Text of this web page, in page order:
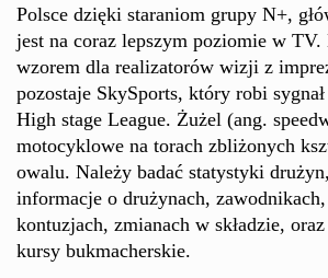
Polsce dzięki staraniom grupy N+,
jest na coraz lepszym poziomie w
wzorem dla realizatorów wizji z
pozostaje SkySports, który robi
High stage League. Żużel (ang.
motocyklowe na torach zbliżonych
owalu. Należy badać statystyki
informacje o drużynach, zawodnikach,
kontuzjach, zmianach w składzie,
kursy bukmacherskie.